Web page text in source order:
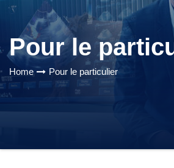
Pour le
Home Pour le particulier